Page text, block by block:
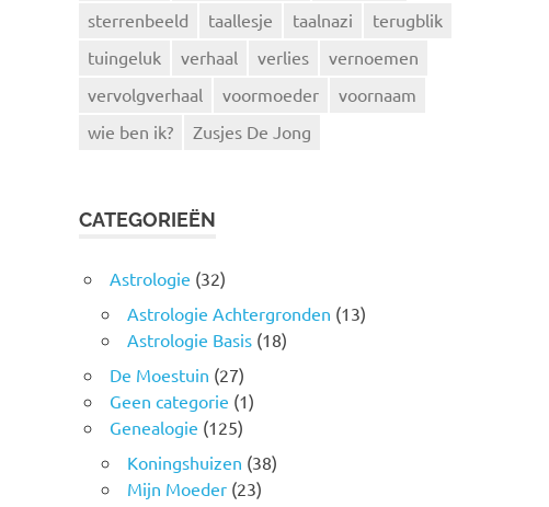
sterrenbeeld
taallesje taalnazi
terugblik
tuingeluk
verhaal verlies
vernoemen
vervolgverhaal
voormoeder
voornaam
wie ben ik?
Zusjes De Jong
CATEGORIEËN
Astrologie (32)
Astrologie Achtergronden (13)
Astrologie Basis (18)
De Moestuin (27)
Geen categorie (1)
Genealogie (125)
Koningshuizen (38)
Mijn Moeder (23)